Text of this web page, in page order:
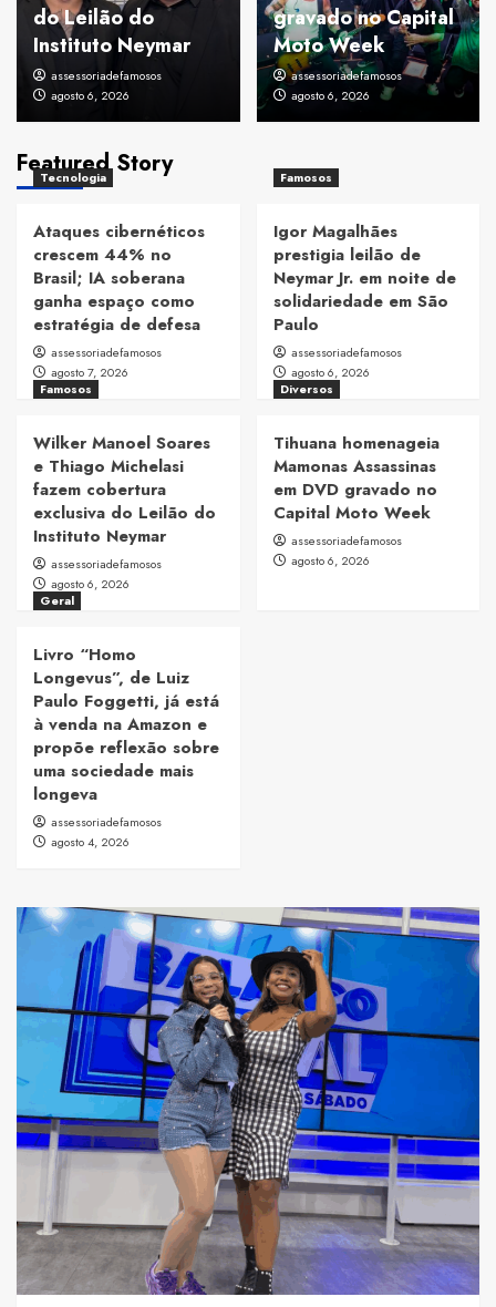
do Leilão do
Instituto Neymar
assessoriadefamosos
agosto 6, 2026
gravado no Capital
Moto Week
assessoriadefamosos
agosto 6, 2026
Featured Story
Tecnologia
Ataques cibernéticos
crescem 44% no
Brasil; IA soberana
ganha espaço como
estratégia de defesa
assessoriadefamosos
agosto 7, 2026
Famosos
Igor Magalhães
prestigia leilão de
Neymar Jr. em noite de
solidariedade em São
Paulo
assessoriadefamosos
agosto 6, 2026
Famosos
Wilker Manoel Soares
e Thiago Michelasi
fazem cobertura
exclusiva do Leilão do
Instituto Neymar
assessoriadefamosos
agosto 6, 2026
Diversos
Tihuana homenageia
Mamonas Assassinas
em DVD gravado no
Capital Moto Week
assessoriadefamosos
agosto 6, 2026
Geral
Livro “Homo
Longevus”, de Luiz
Paulo Foggetti, já está
à venda na Amazon e
propõe reflexão sobre
uma sociedade mais
longeva
assessoriadefamosos
agosto 4, 2026